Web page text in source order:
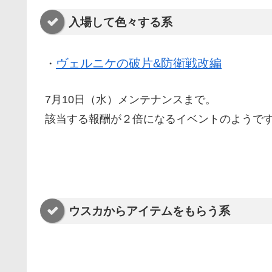
入場して色々する系
・ ヴェルニケの破片&防衛戦改編
7月10日（水）メンテナンスまで。
該当する報酬が２倍になるイベントのようで
ウスカからアイテムをもらう系